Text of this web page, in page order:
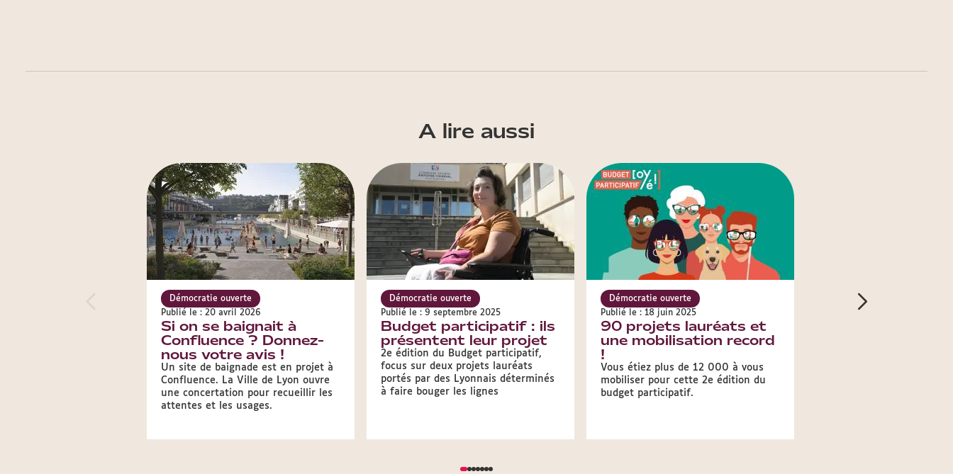
A lire aussi
Démocratie ouverte
Publié le : 20 avril 2026
Si on se baignait à
Confluence ? Donnez-
nous votre avis !
Un site de baignade est en projet à
Confluence. La Ville de Lyon ouvre
une concertation pour recueillir les
attentes et les usages.
Démocratie ouverte
Publié le : 9 septembre 2025
Budget participatif : ils
présentent leur projet
2e édition du Budget participatif,
focus sur deux projets lauréats
portés par des Lyonnais déterminés
à faire bouger les lignes
Démocratie ouverte
Publié le : 18 juin 2025
90 projets lauréats et
une mobilisation record
!
Vous étiez plus de 12 000 à vous
mobiliser pour cette 2e édition du
budget participatif.
Démocratie ouverte